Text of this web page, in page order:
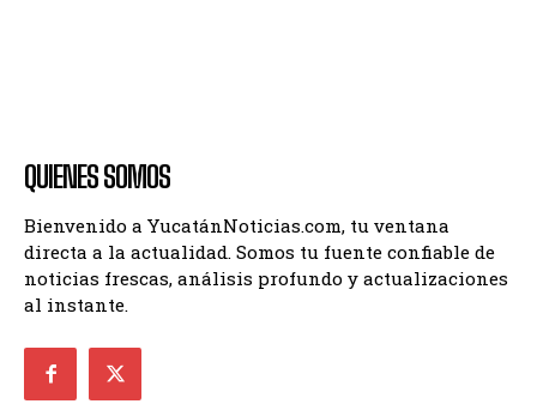
QUIENES SOMOS
Bienvenido a YucatánNoticias.com, tu ventana
directa a la actualidad. Somos tu fuente confiable de
noticias frescas, análisis profundo y actualizaciones
al instante.